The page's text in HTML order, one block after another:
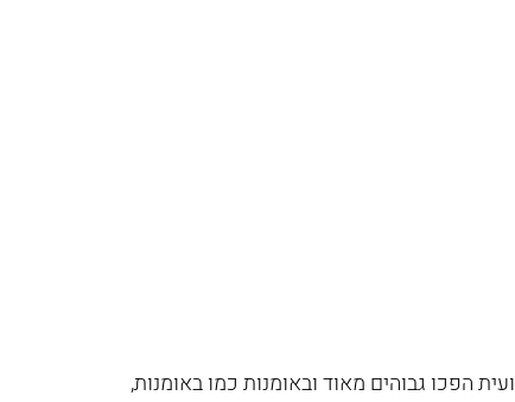
הפכו גבוהים מאוד ובאומנות כמו באומנות,